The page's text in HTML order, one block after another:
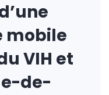
mobile
VIH et
de-